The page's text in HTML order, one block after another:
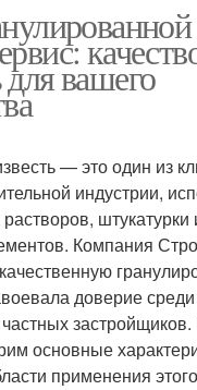
вашего
— это один из
индустрии,
штукатурки
Компания
доверие среди
основные
применения